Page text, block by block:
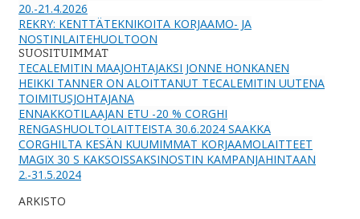
20.-21.4.2026
REKRY: KENTTÄTEKNIKOITA KORJAAMO- JA
NOSTINLAITEHUOLTOON
SUOSITUIMMAT
TECALEMITIN MAAJOHTAJAKSI JONNE HONKANEN
HEIKKI TANNER ON ALOITTANUT TECALEMITIN UUTENA
TOIMITUSJOHTAJANA
ENNAKKOTILAAJAN ETU -20 % CORGHI
RENGASHUOLTOLAITTEISTA 30.6.2024 SAAKKA
CORGHILTA KESÄN KUUMIMMAT KORJAAMOLAITTEET
MAGIX 30 S KAKSOISSAKSINOSTIN KAMPANJAHINTAAN
2.-31.5.2024
ARKISTO